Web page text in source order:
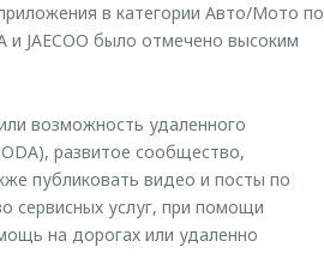
в категории Авто/Мото по
и JAECOO было отмечено высоким
возможность удаленного
развитое сообщество,
публиковать видео и посты по
сервисных услуг, при помощи
на дорогах или удаленно